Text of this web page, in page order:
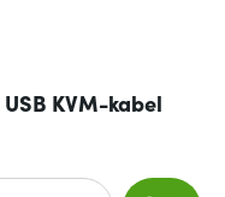
KVM-kabel